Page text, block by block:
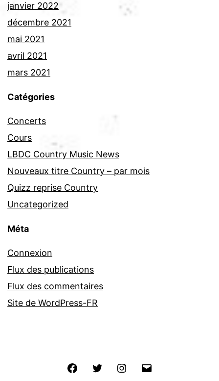
janvier 2022
décembre 2021
mai 2021
avril 2021
mars 2021
Catégories
Concerts
Cours
LBDC Country Music News
Nouveaux titre Country – par mois
Quizz reprise Country
Uncategorized
Méta
Connexion
Flux des publications
Flux des commentaires
Site de WordPress-FR
FacebookTwitter Instagram